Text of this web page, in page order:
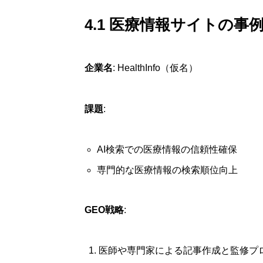
4.1 医療情報サイトの事例
企業名: HealthInfo（仮名）
課題:
AI検索での医療情報の信頼性確保
専門的な医療情報の検索順位向上
GEO戦略:
医師や専門家による記事作成と監修プ